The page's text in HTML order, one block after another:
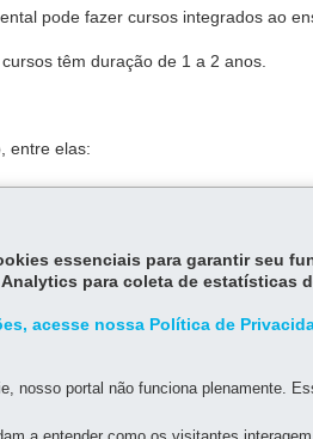
pode fazer cursos integrados ao
têm duração de 1 a 2 anos.
entre elas:
essenciais para garantir seu
para coleta de estatísticas
acesse nossa Política de
nosso portal não funciona plenamente.